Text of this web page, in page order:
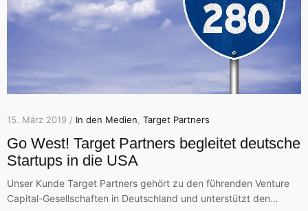
15. März 2019 / In den Medien Target Partners
Go West! Target Partners begleitet deutsche
Startups in die USA
Unser Kunde Target Partners gehört zu den führenden Venture
Capital-Gesellschaften in Deutschland und unterstützt den…